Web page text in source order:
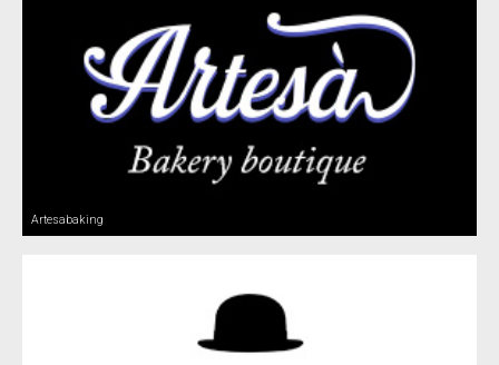
Artesabaking